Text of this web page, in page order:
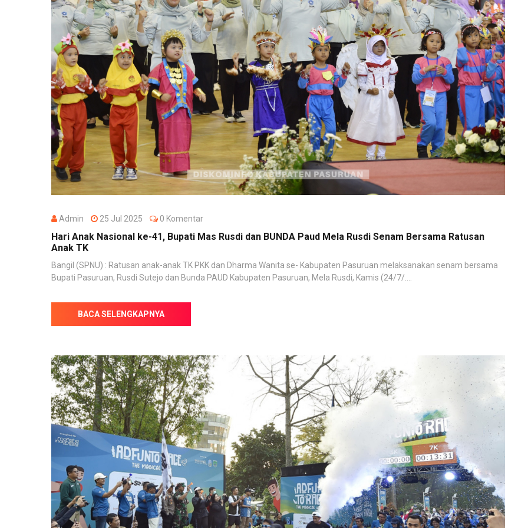
Admin 25 Jul 2025 0 Komentar
Hari Anak Nasional ke-41, Bupati Mas Rusdi dan BUNDA Paud Mela Rusdi Senam Bersama Ratusan
Anak TK
Bangil (SPNU) : Ratusan anak-anak TK PKK dan Dharma Wanita se- Kabupaten Pasuruan melaksanakan senam bersama
Bupati Pasuruan, Rusdi Sutejo dan Bunda PAUD Kabupaten Pasuruan, Mela Rusdi, Kamis (24/7/....
BACA SELENGKAPNYA